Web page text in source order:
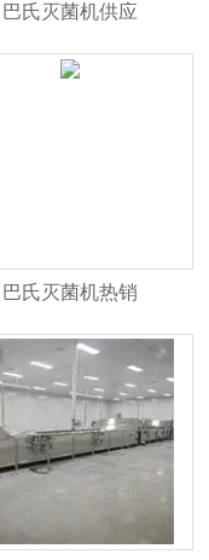
巴氏灭菌机供应
巴氏灭菌机热销